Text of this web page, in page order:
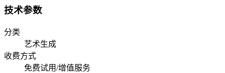
技术参数
分类
艺术生成
收费方式
免费试用/增值服务